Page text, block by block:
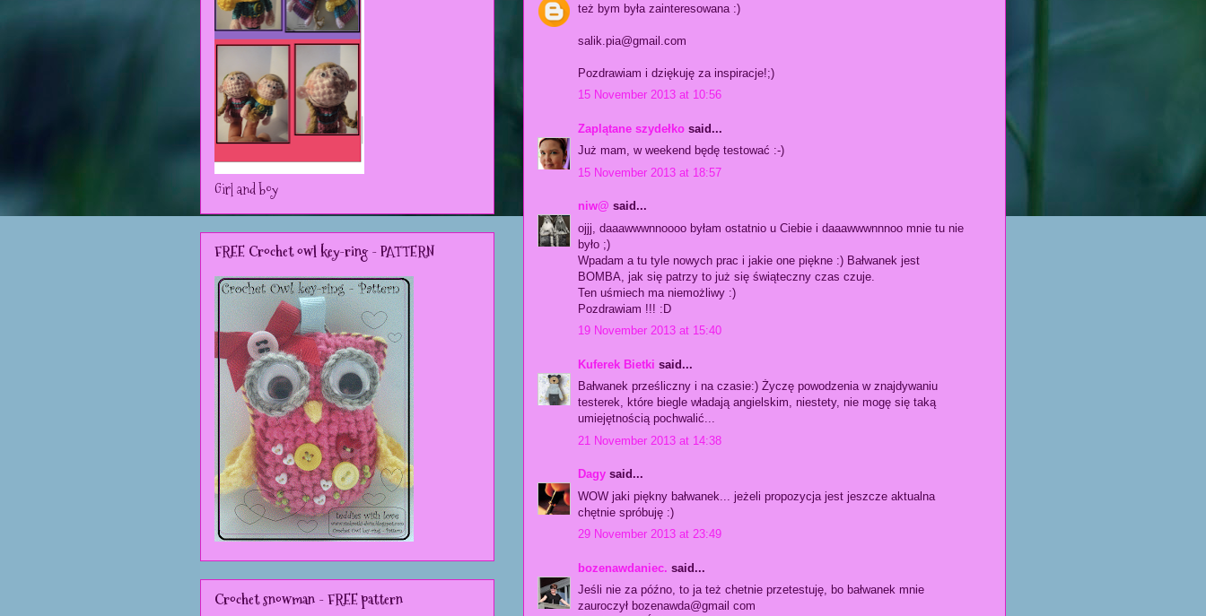
też bym była zainteresowana :)
salik.pia@gmail.com
Pozdrawiam i dziękuję za inspiracje!;)
15 November 2013 at 10:56
Zaplątane szydełko said...
Już mam, w weekend będę testować :-)
15 November 2013 at 18:57
niw@ said...
ojjj, daaawwwnnoooo byłam ostatnio u Ciebie i daaawwwnnnoo mnie tu nie
było ;)
Wpadam a tu tyle nowych prac i jakie one piękne :) Bałwanek jest
BOMBA, jak się patrzy to już się świąteczny czas czuje.
Ten uśmiech ma niemożliwy :)
Pozdrawiam !!! :D
19 November 2013 at 15:40
Kuferek Bietki said...
Bałwanek prześliczny i na czasie:) Życzę powodzenia w znajdywaniu
testerek, które biegle władają angielskim, niestety, nie mogę się taką
umiejętnością pochwalić...
21 November 2013 at 14:38
Dagy said...
WOW jaki piękny bałwanek... jeżeli propozycja jest jeszcze aktualna
chętnie spróbuję :)
29 November 2013 at 23:49
bozenawdaniec. said...
Jeśli nie za późno, to ja też chetnie przetestuję, bo bałwanek mnie
zauroczył bozenawda@gmail com
Girl and boy
FREE Crochet owl key-ring - PATTERN
Crochet snowman - FREE pattern